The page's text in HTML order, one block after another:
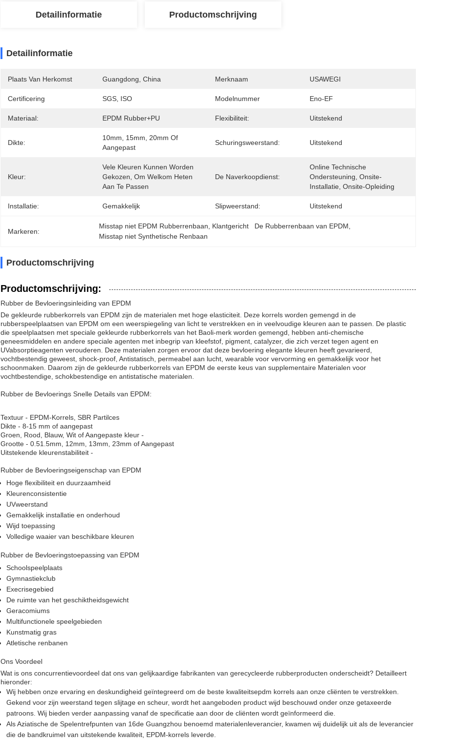
Detailinformatie Productomschrijving
Detailinformatie
Plaats Van Herkomst Guangdong, China Merknaam USAWEGI
Certificering SGS, ISO Modelnummer Eno-EF
Materiaal: EPDM Rubber+PU Flexibiliteit: Uitstekend
Dikte:
10mm, 15mm, 20mm Of
Aangepast
Schuringsweerstand: Uitstekend
Kleur:
Vele Kleuren Kunnen Worden
Gekozen, Om Welkom Heten
Aan Te Passen
De Naverkoopdienst:
Online Technische
Ondersteuning, Onsite-
Installatie, Onsite-Opleiding
Installatie: Gemakkelijk Slipweerstand: Uitstekend
Markeren:
Misstap niet EPDM Rubberrenbaan Klantgericht   De Rubberrenbaan van EPDM
Misstap niet Synthetische Renbaan
Productomschrijving
Productomschrijving:
Rubber de Bevloeringsinleiding van EPDM
De gekleurde rubberkorrels van EPDM zijn de materialen met hoge elasticiteit. Deze korrels worden gemengd in de
rubberspeelplaatsen van EPDM om een weerspiegeling van licht te verstrekken en in veelvoudige kleuren aan te passen. De plastic
die speelplaatsen met speciale gekleurde rubberkorrels van het Baoli-merk worden gemengd, hebben anti-chemische
geneesmiddelen en andere speciale agenten met inbegrip van kleefstof, pigment, catalyzer, die zich verzet tegen agent en
UVabsorptieagenten verouderen. Deze materialen zorgen ervoor dat deze bevloering elegante kleuren heeft gevarieerd,
vochtbestendig geweest, shock-proof, Antistatisch, permeabel aan lucht, wearable voor vervorming en gemakkelijk voor het
schoonmaken. Daarom zijn de gekleurde rubberkorrels van EPDM de eerste keus van supplementaire Materialen voor
vochtbestendige, schokbestendige en antistatische materialen.
Rubber de Bevloerings Snelle Details van EPDM:
Textuur - EPDM-Korrels, SBR Partilces
Dikte - 8-15 mm of aangepast
Groen, Rood, Blauw, Wit of Aangepaste kleur -
Grootte - 0.51.5mm, 12mm, 13mm, 23mm of Aangepast
Uitstekende kleurenstabiliteit -
Rubber de Bevloeringseigenschap van EPDM
Hoge flexibiliteit en duurzaamheid
Kleurenconsistentie
UVweerstand
Gemakkelijk installatie en onderhoud
Wijd toepassing
Volledige waaier van beschikbare kleuren
Rubber de Bevloeringstoepassing van EPDM
Schoolspeelplaats
Gymnastiekclub
Execrisegebied
De ruimte van het geschiktheidsgewicht
Geracomiums
Multifunctionele speelgebieden
Kunstmatig gras
Atletische renbanen
Ons Voordeel
Wat is ons concurrentievoordeel dat ons van gelijkaardige fabrikanten van gerecycleerde rubberproducten onderscheidt? Detailleert
hieronder:
Wij hebben onze ervaring en deskundigheid geïntegreerd om de beste kwaliteitsepdm korrels aan onze cliënten te verstrekken.
Gekend voor zijn weerstand tegen slijtage en scheur, wordt het aangeboden product wijd beschouwd onder onze getaxeerde
patroons. Wij bieden verder aanpassing vanaf de specificatie aan door de cliënten wordt geïnformeerd die.
Als Aziatische de Spelentrefpunten van 16de Guangzhou benoemd materialenleverancier, kwamen wij duidelijk uit als de leverancier
die de bandkruimel van uitstekende kwaliteit, EPDM-korrels leverde.